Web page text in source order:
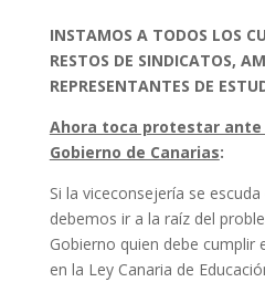
INSTAMOS A TODOS LOS
RESTOS DE SINDICATOS,
REPRESENTANTES DE
Ahora toca protestar ante
Gobierno de Canarias:
Si la viceconsejería se
debemos ir a la raíz del
Gobierno quien debe
en la Ley Canaria de